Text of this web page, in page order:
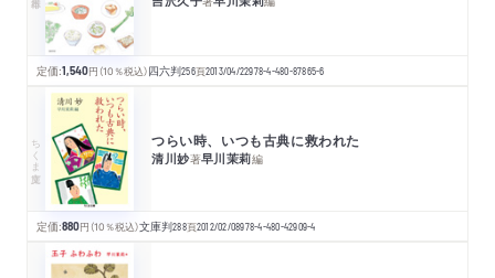
定価:1,540円 （10％税込）四六判256頁2013/04/22978-4-480-87865-6
ちくま文庫 つらい時、いつも古典に救われた
清川妙著早川茉莉編
定価:880円 （10％税込）文庫判288頁2012/02/08978-4-480-42909-4